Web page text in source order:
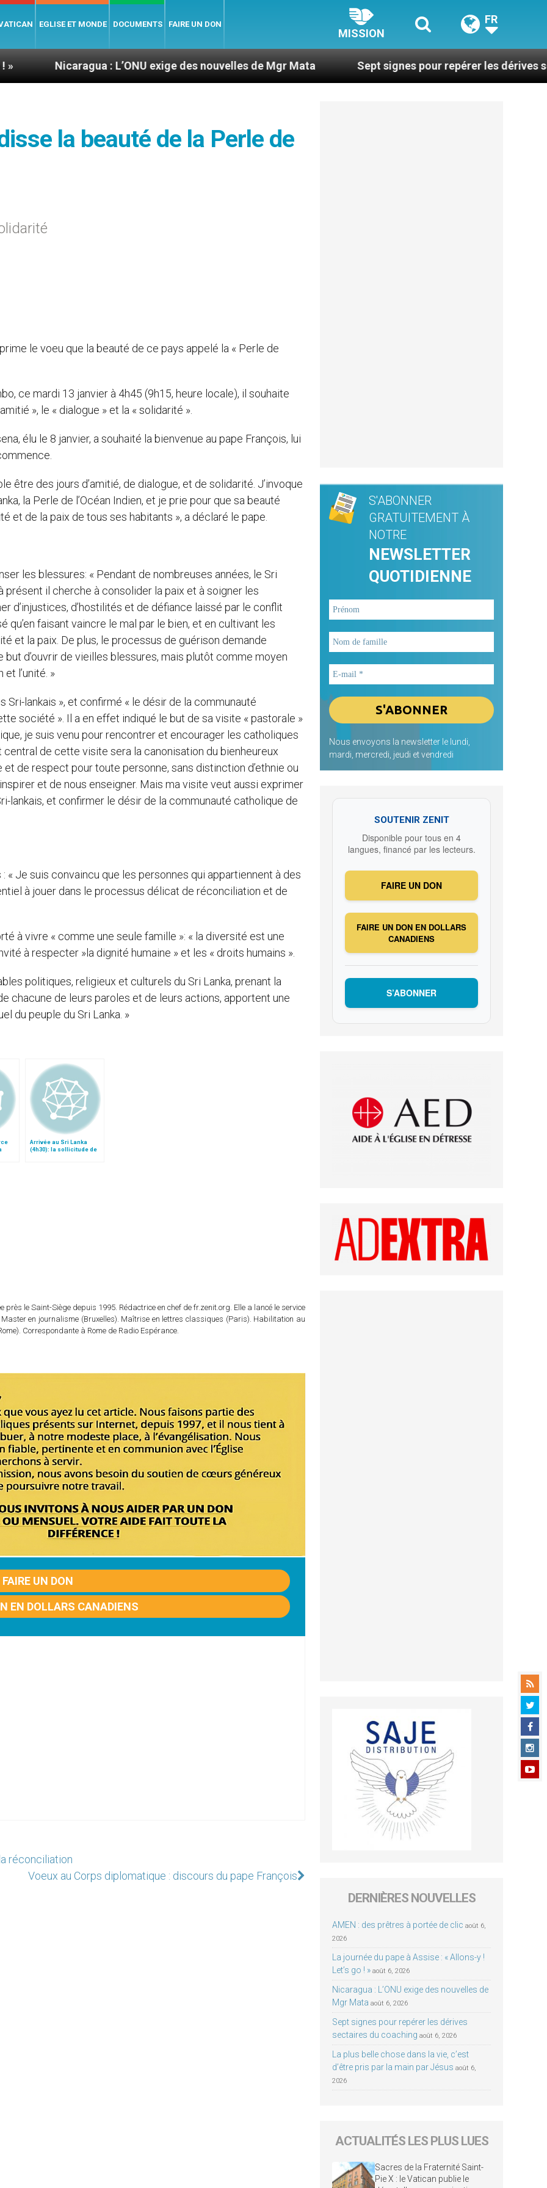
EGLISE ET MONDE DOCUMENTS FAIRE UN DON
MISSION
FR
: L’ONU exige des nouvelles de Mgr Mata Sept signes pour repérer les dérives sectaires du
la beauté de la Perle de
le voeu que la beauté de ce pays appelé la « Perle de
ce mardi 13 janvier à 4h45 (9h15, heure locale), il souhaite
», le « dialogue » et la « solidarité ».
élu le 8 janvier, a souhaité la bienvenue au pape François, lui
être des jours d’amitié, de dialogue, et de solidarité. J’invoque
la Perle de l’Océan Indien, et je prie pour que sa beauté
et de la paix de tous ses habitants », a déclaré le pape.
les blessures: « Pendant de nombreuses années, le Sri
présent il cherche à consolider la paix et à soigner les
d’injustices, d’hostilités et de défiance laissé par le conflit
qu’en faisant vaincre le mal par le bien, et en cultivant les
et la paix. De plus, le processus de guérison demande
but d’ouvrir de vieilles blessures, mais plutôt comme moyen
l’unité. »
Sri-lankais », et confirmé « le désir de la communauté
société ». Il a en effet indiqué le but de sa visite « pastorale »
je suis venu pour rencontrer et encourager les catholiques
de cette visite sera la canonisation du bienheureux
de respect pour toute personne, sans distinction d’ethnie ou
et de nous enseigner. Mais ma visite veut aussi exprimer
lankais, et confirmer le désir de la communauté catholique de
« Je suis convaincu que les personnes qui appartiennent à des
à jouer dans le processus délicat de réconciliation et de
à vivre « comme une seule famille »: « la diversité est une
à respecter »la dignité humaine » et les « droits humains ».
politiques, religieux et culturels du Sri Lanka, prenant la
chacune de leurs paroles et de leurs actions, apportent une
du peuple du Sri Lanka. »
Arrivée au Sri Lanka
(4h30): la sollicitude de
le Saint-Siège depuis 1995. Rédactrice en chef de fr.zenit.org. Elle a lancé le service
en journalisme (Bruxelles). Maîtrise en lettres classiques (Paris). Habilitation au
Correspondante à Rome de Radio Espérance.
FAIRE UN DON
EN DOLLARS CANADIENS
réconciliation
Voeux au Corps diplomatique : discours du pape François
S'ABONNER
GRATUITEMENT À
NOTRE
NEWSLETTER
QUOTIDIENNE
Nous envoyons la newsletter le lundi,
mardi, mercredi, jeudi et vendredi
SOUTENIR ZENIT
Disponible pour tous en 4
langues, financé par les lecteurs.
FAIRE UN DON
FAIRE UN DON EN DOLLARS
CANADIENS
S’ABONNER
DERNIÈRES NOUVELLES
AMEN : des prêtres à portée de clic août 6,
2026
La journée du pape à Assise : « Allons-y !
Let’s go ! » août 6, 2026
Nicaragua : L’ONU exige des nouvelles de
Mgr Mata août 6, 2026
Sept signes pour repérer les dérives
sectaires du coaching août 6, 2026
La plus belle chose dans la vie, c’est
d’être pris par la main par Jésus août 6,
2026
ACTUALITÉS LES PLUS LUES
Sacres de la Fraternité Saint-
Pie X : le Vatican publie le